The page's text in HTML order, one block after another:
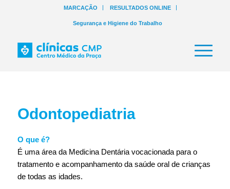
MARCAÇÃO RESULTADOS ONLINE
Segurança e Higiene do Trabalho
Odontopediatria
O que é?
É uma área da Medicina Dentária vocacionada para o
tratamento e acompanhamento da saúde oral de crianças
de todas as idades.